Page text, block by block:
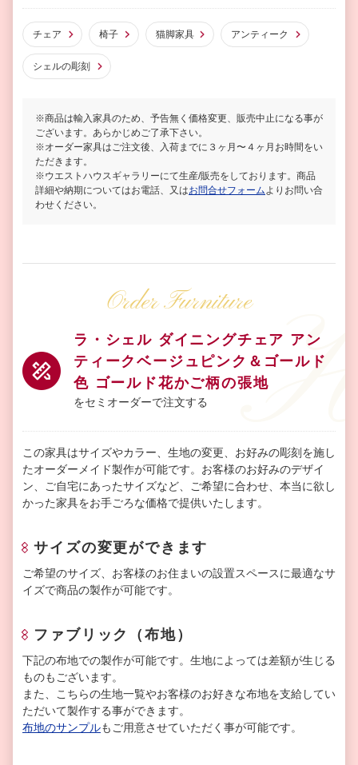
チェア 椅子 猫脚家具 アンティーク
シェルの彫刻
※商品は輸入家具のため、予告無く価格変更、販売中止になる事が
ございます。あらかじめご了承下さい。
※オーダー家具はご注文後、入荷までに３ヶ月〜４ヶ月お時間をい
ただきます。
※ウエストハウスギャラリーにて生産/販売をしております。商品
詳細や納期についてはお電話、又はお問合せフォーム よりお問い合
わせください。
Order Furniture
ラ・シェル ダイニングチェア アン
ティークベージュピンク＆ゴールド
色 ゴールド花かご柄の張地
をセミオーダーで注文する
この家具はサイズやカラー、生地の変更、お好みの彫刻を施し
たオーダーメイド製作が可能です。お客様のお好みのデザイ
ン、ご自宅にあったサイズなど、ご希望に合わせ、本当に欲し
かった家具をお手ごろな価格で提供いたします。
サイズの変更ができます
ご希望のサイズ、お客様のお住まいの設置スペースに最適なサ
イズで商品の製作が可能です。
ファブリック（布地）
下記の布地での製作が可能です。生地によっては差額が生じる
ものもございます。
また、こちらの生地一覧やお客様のお好きな布地を支給してい
ただいて製作する事ができます。
布地のサンプルもご用意させていただく事が可能です。